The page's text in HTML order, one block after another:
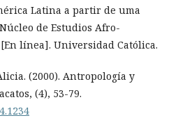
Latina a partir de uma
de Estudios Afro-
línea]. Universidad Católica.
(2000). Antropología y
(4), 53-79.